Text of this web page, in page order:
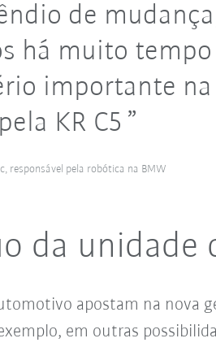
de
há muito tempo
importante na
pela KR C5
responsável pela robótica na BMW
da unidade
apostam na nova
em outras